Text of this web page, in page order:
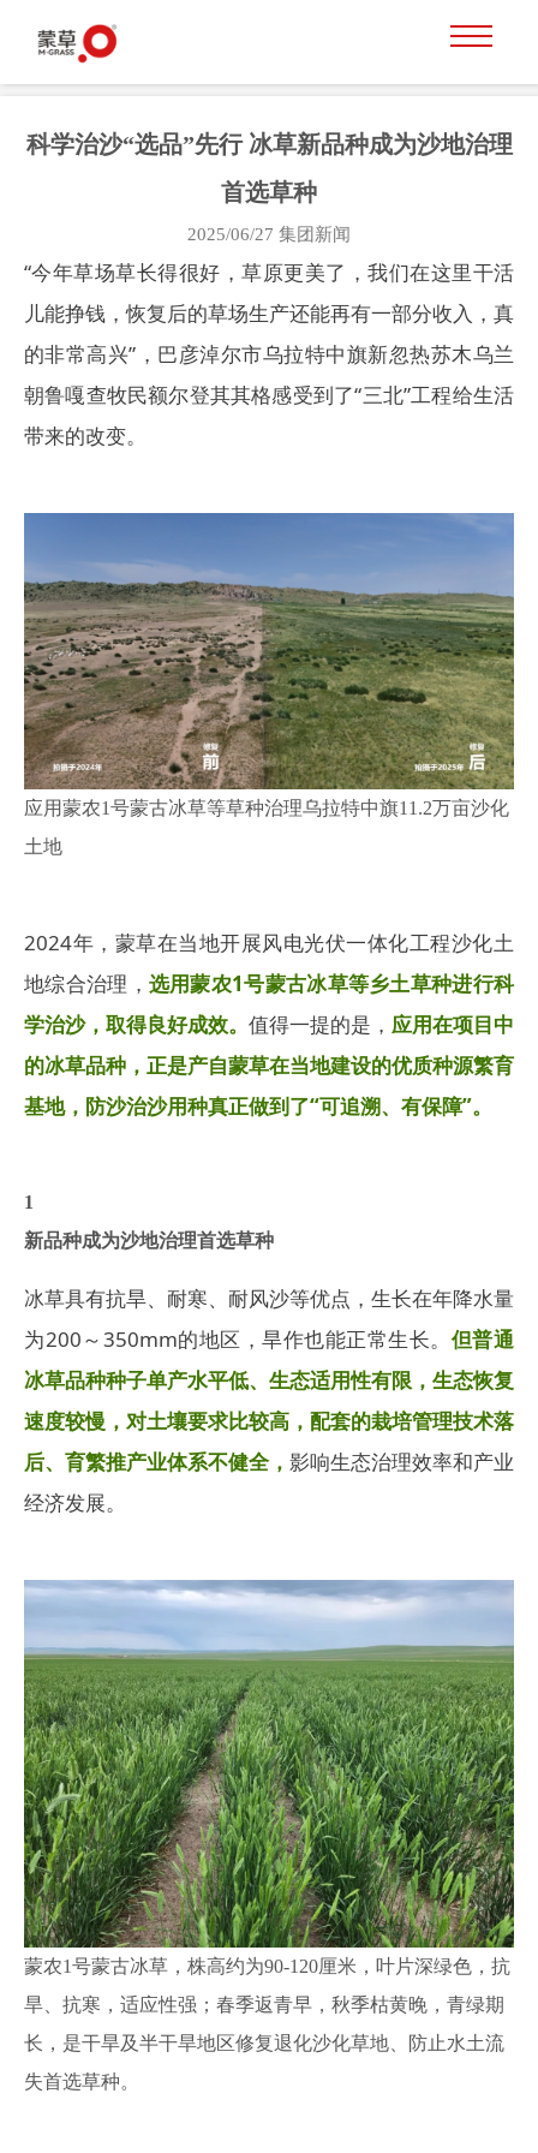
科学治沙“选品”先行 冰草新品种成为沙地治理
首选草种
2025/06/27 集团新闻
“今年草场草长得很好，草原更美了，我们在这里干活
儿能挣钱，恢复后的草场生产还能再有一部分收入，真
的非常高兴”，巴彦淖尔市乌拉特中旗新忽热苏木乌兰
朝鲁嘎查牧民额尔登其其格感受到了“三北”工程给生活
带来的改变。
应用蒙农1号蒙古冰草等草种治理乌拉特中旗11.2万亩沙化
土地
2024年，蒙草在当地开展风电光伏一体化工程沙化土
地综合治理， 选用蒙农1号蒙古冰草等乡土草种进行科
学治沙，取得良好成效。 值得一提的是， 应用在项目中
的冰草品种，正是产自蒙草在当地建设的优质种源繁育
基地， 防沙治沙用种真正做到了“可追溯、有保障”。
1
新品种成为沙地治理首选草种
冰草具有抗旱、耐寒、耐风沙等优点，生长在年降水量
为200～350mm的地区，旱作也能正常生长。 但普通
冰草品种种子单产水平低、生态适用性有限，生态恢复
速度较慢，对土壤要求比较高，配套的栽培管理技术落
后、育繁推产业体系不健全， 影响生态治理效率和产业
经济发展。
蒙农1号蒙古冰草，株高约为90-120厘米，叶片深绿色，抗
旱、抗寒，适应性强；春季返青早，秋季枯黄晚，青绿期
长，是干旱及半干旱地区修复退化沙化草地、防止水土流
失首选草种。